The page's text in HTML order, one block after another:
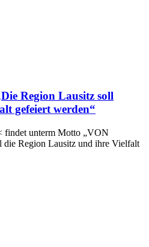
Region Lausitz soll
gefeiert werden“
findet unterm Motto „VON
die Region Lausitz und ihre Vielfalt